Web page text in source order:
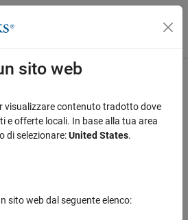
menu di navigazione
useful was this information?
sito web
visualizzare contenuto tradotto dove
e offerte locali. In base alla tua area
di selezionare:United States.
sito web dal seguente elenco: